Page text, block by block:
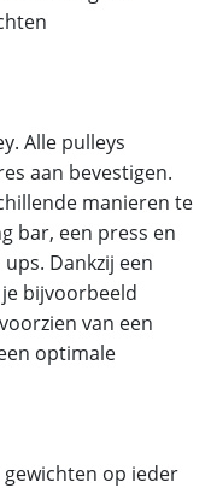
Alle pulleys
aan bevestigen.
manieren te
bar, een press en
Dankzij een
bijvoorbeeld
van een
optimale
op ieder